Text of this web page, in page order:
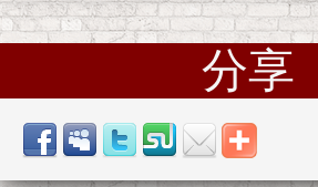
分享